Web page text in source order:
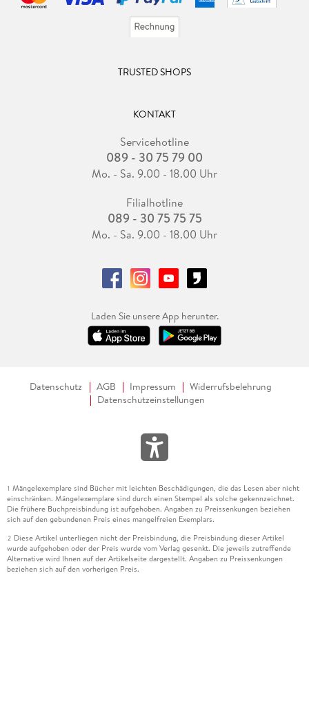
TRUSTED SHOPS
KONTAKT
Servicehotline
089 - 30 75 79 00
Mo. - Sa. 9.00 - 18.00 Uhr
Filialhotline
089 - 30 75 75 75
Mo. - Sa. 9.00 - 18.00 Uhr
Laden Sie unsere App herunter.
Datenschutz AGB Impressum
Widerrufsbelehrung
Datenschutzeinstellungen
1 Mängelexemplare sind Bücher mit leichten Beschädigungen, die das Lesen aber nicht
einschränken. Mängelexemplare sind durch einen Stempel als solche gekennzeichnet.
Die frühere Buchpreisbindung ist aufgehoben. Angaben zu Preissenkungen beziehen
sich auf den gebundenen Preis eines mangelfreien Exemplars.
2 Diese Artikel unterliegen nicht der Preisbindung, die Preisbindung dieser Artikel
wurde aufgehoben oder der Preis wurde vom Verlag gesenkt. Die jeweils zutreffende
Alternative wird Ihnen auf der Artikelseite dargestellt. Angaben zu Preissenkungen
beziehen sich auf den vorherigen Preis.